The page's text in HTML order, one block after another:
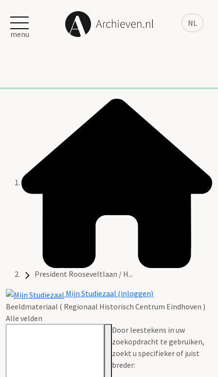
NL
menu
President Rooseveltlaan / H...
Mijn Studiezaal (inloggen)
Beeldmateriaal ( Regionaal Historisch Centrum Eindhoven )
Alle velden
Door leestekens in uw
zoekopdracht te gebruiken,
zoekt u specifieker of juist
breder: